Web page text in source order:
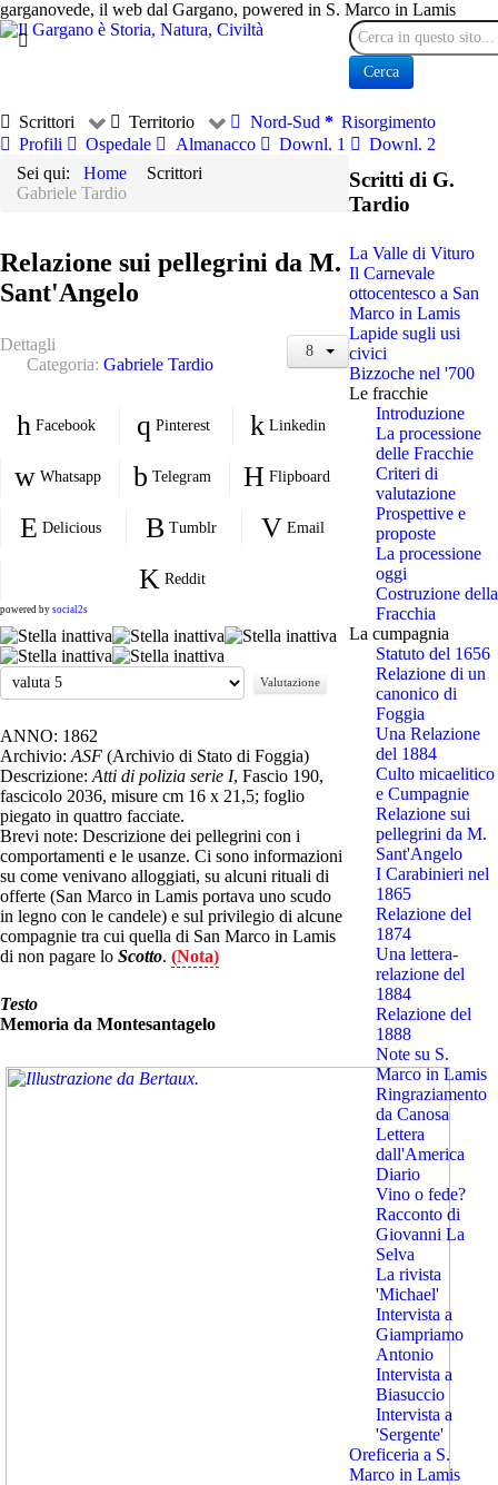
garganovede, il web dal Gargano, powered in S. Marco in Lamis
Cerca
Cerca
Scrittori Territorio Nord-Sud
Risorgimento
Profili
Ospedale Almanacco Downl. 1
Downl. 2
Sei qui:
Home
Scrittori
Gabriele Tardio
Relazione sui pellegrini da M.
Sant'Angelo
Dettagli
Categoria: Gabriele Tardio
Facebook Pinterest Linkedin
Whatsapp Telegram Flipboard
Delicious Tumblr Email
Reddit
powered by social2s
Valuta
ANNO: 1862
Archivio: ASF (Archivio di Stato di Foggia)
Descrizione: Atti di polizia serie I, Fascio 190,
fascicolo 2036, misure cm 16 x 21,5; foglio
piegato in quattro facciate.
Brevi note: Descrizione dei pellegrini con i
comportamenti e le usanze. Ci sono informazioni
su come venivano alloggiati, su alcuni rituali di
offerte (San Marco in Lamis portava uno scudo
in legno con le candele) e sul privilegio di alcune
compagnie tra cui quella di San Marco in Lamis
di non pagare lo Scotto. (Nota)
Testo
Memoria da Montesantagelo
Scritti di G.
Tardio
La Valle di Vituro
Il Carnevale
ottocentesco a San
Marco in Lamis
Lapide sugli usi
civici
Bizzoche nel '700
Le fracchie
Introduzione
La processione
delle Fracchie
Criteri di
valutazione
Prospettive e
proposte
La processione
oggi
Costruzione della
Fracchia
La cumpagnia
Statuto del 1656
Relazione di un
canonico di
Foggia
Una Relazione
del 1884
Culto micaelitico
e Cumpagnie
Relazione sui
pellegrini da M.
Sant'Angelo
I Carabinieri nel
1865
Relazione del
1874
Una lettera-
relazione del
1884
Relazione del
1888
Note su S.
Marco in Lamis
Ringraziamento
da Canosa
Lettera
dall'America
Diario
Vino o fede?
Racconto di
Giovanni La
Selva
La rivista
'Michael'
Intervista a
Giampriamo
Antonio
Intervista a
Biasuccio
Intervista a
'Sergente'
Oreficeria a S.
Marco in Lamis